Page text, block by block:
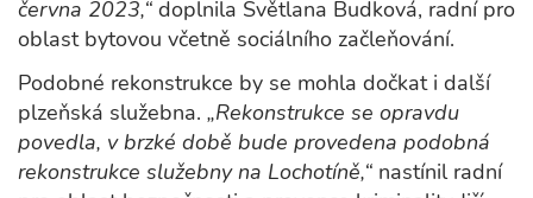
června 2023,“ doplnila Světlana Budková, radní pro
oblast bytovou včetně sociálního začleňování.
Podobné rekonstrukce by se mohla dočkat i další
plzeňská služebna. „Rekonstrukce se opravdu
povedla, v brzké době bude provedena podobná
rekonstrukce služebny na Lochotíně,“ nastínil radní